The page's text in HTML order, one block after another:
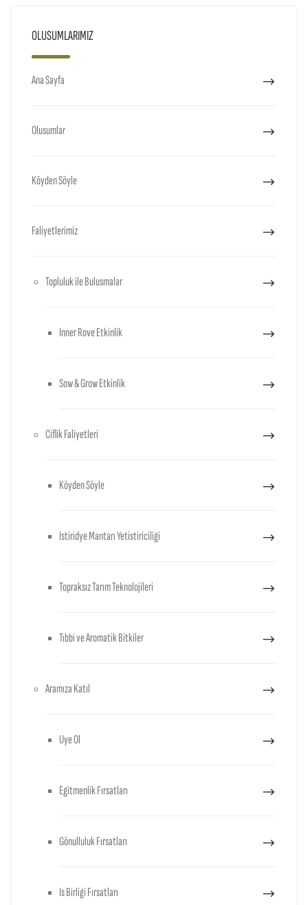
OLUSUMLARIMIZ
Ana Sayfa
Olusumlar
Köyden Söyle
Faliyetlerimiz
Topluluk ile Bulusmalar
Inner Rove Etkinlik
Sow & Grow Etkinlik
Ciflik Faliyetleri
Köyden Söyle
Istiridye Mantarı Yetistiriciligi
Topraksız Tarım Teknolojileri
Tıbbi ve Aromatik Bitkiler
Aramıza Katıl
Uye Ol
Egitmenlik Fırsatları
Gönulluluk Fırsatları
Is Birligi Fırsatları